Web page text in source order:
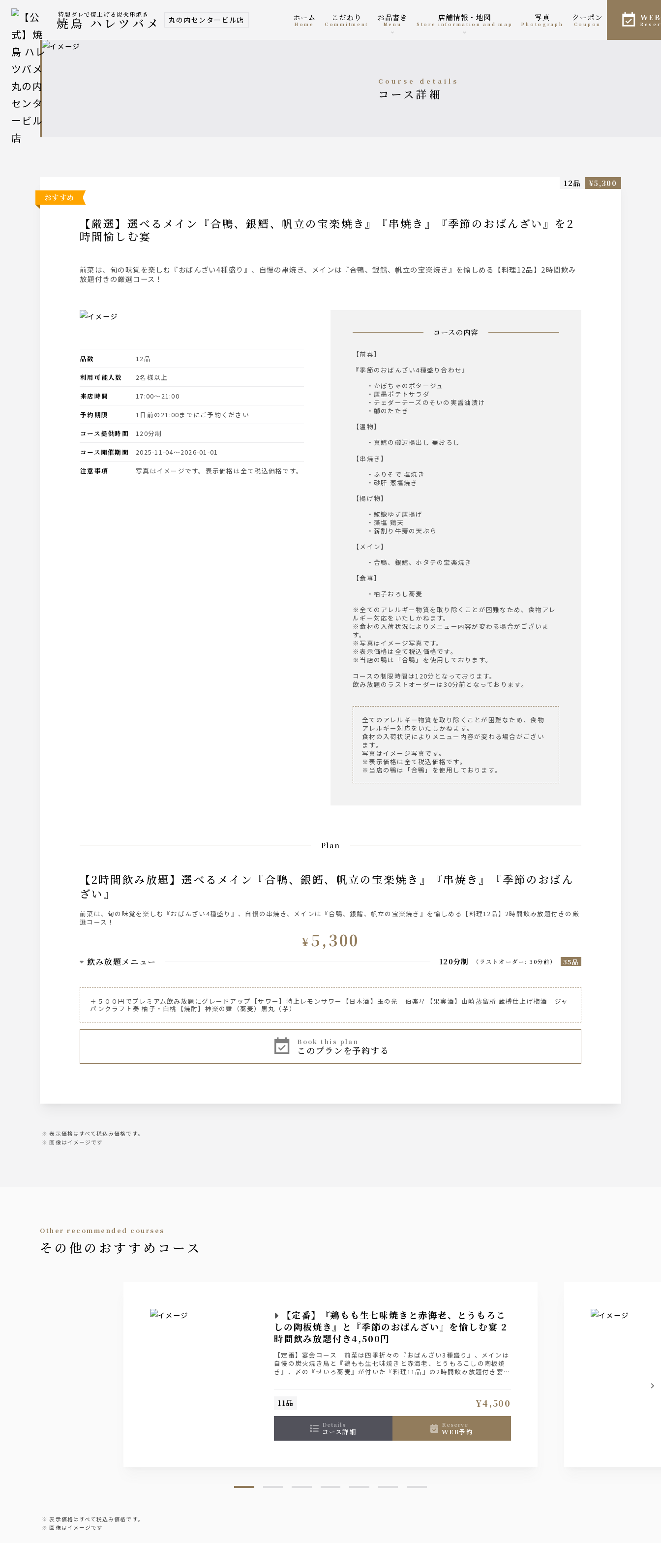
特製ダレで焼上げる炭火串焼き
焼鳥 ハレツバメ 丸の内センタービル店 ホーム
home
こだわり
Commitment
お品書き
menu
店舗情報・地図
Store information and map
写真
photograph
クーポン
coupon
course details
コース詳細
おすすめ
【厳選】選べるメイン『合鴨、銀鱈、帆立の宝楽焼き』『串焼き』『季節のおばんざい』を2
時間愉しむ宴
前菜は、旬の味覚を楽しむ『おばんざい4種盛り』、自慢の串焼き、メインは『合鴨、銀鱈、帆立の宝楽焼き』を愉しめる【料理12品】2時間飲み
放題付きの厳選コース！
12品 ¥5,300
コースの内容
【前菜】
『季節のおばんざい4種盛り合わせ』
・かぼちゃのポタージュ
・唐墨ポテトサラダ
・チェダーチーズのそいの実醤油漬け
・鰤のたたき
【温物】
・真鱈の磯辺揚出し 蕪おろし
【串焼き】
・ふりそで 塩焼き
・砂肝 葱塩焼き
【揚げ物】
・鮟鱇ゆず唐揚げ
・藻塩 鶏天
・薪割り牛蒡の天ぷら
【メイン】
・合鴨、銀鱈、ホタテの宝楽焼き
【食事】
・柚子おろし蕎麦
※全てのアレルギー物質を取り除くことが困難なため、食物アレ
ルギー対応をいたしかねます。
※食材の入荷状況によりメニュー内容が変わる場合がございま
す。
※写真はイメージ写真です。
※表示価格は全て税込価格です。
※当店の鴨は「合鴨」を使用しております。
コースの制限時間は120分となっております。
飲み放題のラストオーダーは30分前となっております。
全てのアレルギー物質を取り除くことが困難なため、食物
アレルギー対応をいたしかねます。
食材の入荷状況によりメニュー内容が変わる場合がござい
ます。
写真はイメージ写真です。
※表示価格は全て税込価格です。
※当店の鴨は「合鴨」を使用しております。
品数
12品
利用可能人数
2名様以上
来店時間
17:00〜21:00
予約期限
1日前の21:00までにご予約ください
コース提供時間
120分制
コース開催期間
2025-11-04〜2026-01-01
注意事項
写真はイメージです。表示価格は全て税込価格です。
Plan
【2時間飲み放題】選べるメイン『合鴨、銀鱈、帆立の宝楽焼き』『串焼き』『季節のおばん
ざい』
前菜は、旬の味覚を楽しむ『おばんざい4種盛り』、自慢の串焼き、メインは『合鴨、銀鱈、帆立の宝楽焼き』を愉しめる【料理12品】2時間飲み放題付きの厳
選コース！
¥5,300
飲み放題メニュー 120分制 （ ラストオーダー: 30分前） 35品
サントリー ザ・プレミアム・モルツ生ピッチャー
ノンアルコールビール『サントリー オールフリー』
カクテル
サントリー 本格焼酎 大隅【芋】
【果実酒】 山崎蒸留所 蔵樽仕上げ梅酒、ジャパンクラフト奏 柚子・白桃
【サワー】特上レモンサワー を含む飲み放題にグレードアップできます！
【プレミアム飲み放題】焼酎
＋５００円でプレミアム飲み放題にグレードアップ【サワー】特上レモンサワー【日本酒】玉の光 伯楽星【果実酒】山崎蒸留所 蔵樽仕上げ梅酒 ジャ
パンクラフト奏 柚子・白桃【焼酎】神楽の舞（蕎麦）黒丸（芋）
book this plan
このプランを予約する
表示価格はすべて税込み価格です。
画像はイメージです
other recommended courses
その他のおすすめコース
【定番】『鶏もも生七味焼きと赤海老、とうもろこ
しの陶板焼き』と『季節のおばんざい』を愉しむ宴 2
時間飲み放題付き4,500円
【定番】宴会コース 前菜は四季折々の『おばんざい3種盛り』、メインは
自慢の炭火焼き鳥と『鶏もも生七味焼きと赤海老、とうもろこしの陶板焼
き』、〆の『せいろ蕎麦』が付いた『料理11品』の2時間飲み放題付き宴会
11品 ¥4,500
details
コース詳細
reserve
WEB予約
表示価格はすべて税込み価格です。
画像はイメージです